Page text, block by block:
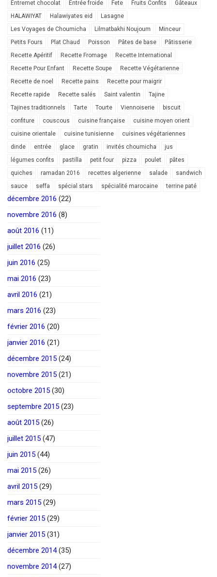
Entremet chocolat Entrée froide Fete Fruits Confits
Gâteaux
HALAWIYAT
Halawiyates eid
Lasagne
Les Voyages de Choumicha
Lilmatbakhi Noujoum
Minceur
Petits Fours
Plat Chaud Poisson Pâtes de base
Pâtisserie
Recette Apéritif
Recette Fromage
Recette International
Recette Pour Enfant
Recette Soupe
Recette Végétarienne
Recette de noel
Recette pains
Recette pour maigrir
Recette rapide
Recette salés Saint valentin
Tajine
Tajines traditionnels
Tarte Tourte Viennoiserie
biscuit
confiture
couscous cuisine française
cuisine moyen orient
cuisine orientale
cuisine tunisienne
cuisines végétariennes
dinde
entrée glace gratin invités choumicha
jus
légumes confits
pastilla petit four pizza poulet
pâtes
quiches
ramadan 2016 recettes algerienne salade
sandwich
sauce
seffa spécial stars spécialité marocaine terrine paté
décembre 2016 (22)
novembre 2016 (8)
août 2016 (11)
juillet 2016 (26)
juin 2016 (25)
mai 2016 (23)
avril 2016 (21)
mars 2016 (23)
février 2016 (20)
janvier 2016 (21)
décembre 2015 (24)
novembre 2015 (21)
octobre 2015 (30)
septembre 2015 (23)
août 2015 (26)
juillet 2015 (47)
juin 2015 (44)
mai 2015 (26)
avril 2015 (29)
mars 2015 (29)
février 2015 (29)
janvier 2015 (31)
décembre 2014(35)
novembre 2014(27)